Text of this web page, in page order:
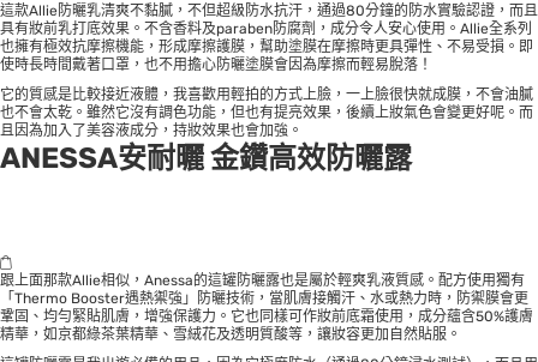
這款Allie防曬乳清爽不黏膩，不但超級防水抗汗，通過80分鐘的防水實驗認證，而且
具有妝前乳打底效果。不含香料及paraben防腐劑，成分令人安心使用。Allie全系列
也擁有極效抗摩擦機能，形成摩擦護膜，幫助塗膜在摩擦時更具彈性、不易受損。即
使時長時間戴著口罩，也不用擔心防曬塗膜會因為摩擦而輕易脫落！
它的質感是比較接近液體，我喜歡用輕拍的方式上臉，一上臉很快就成膜，不會油膩
也不會太乾。雖然它沒有調色功能，但也有提亮效果，後續上妝氣色會變更好呢。而
且因為加入了美容液成分，持妝效果也會加強。
ANESSA安耐曬 金鑽高效防曬露
跟上面那款Allie相似，Anessa的這罐防曬露也是屬於輕爽乳液質感。配方使用獨有
「Thermo Booster遇熱禦強」防曬技術，當肌膚接觸汗、水或熱力時，防禦膜會更
鞏固、均勻緊貼肌膚，增強保護力。它也同樣可作妝前底霜使用，成分蘊含50%護膚
精華，如京都綠茶葉精華、雪絨花及透明質酸等，讓妝容更加自然貼服。